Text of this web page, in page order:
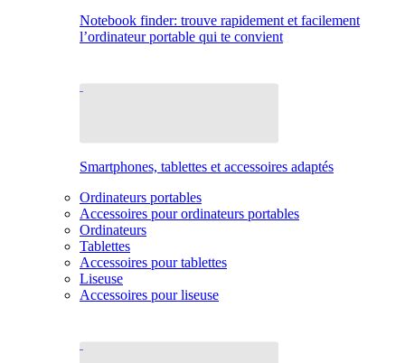
Notebook finder: trouve rapidement et facilement
l’ordinateur portable qui te convient
Smartphones, tablettes et accessoires adaptés
Ordinateurs portables
Accessoires pour ordinateurs portables
Ordinateurs
Tablettes
Accessoires pour tablettes
Liseuse
Accessoires pour liseuse